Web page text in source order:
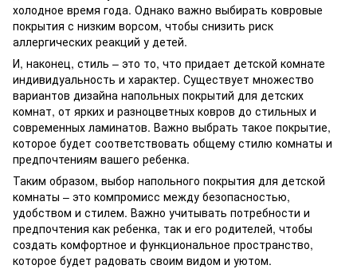
холодное время года. Однако важно выбирать ковровые
покрытия с низким ворсом, чтобы снизить риск
аллергических реакций у детей.
И, наконец, стиль – это то, что придает детской комнате
индивидуальность и характер. Существует множество
вариантов дизайна напольных покрытий для детских
комнат, от ярких и разноцветных ковров до стильных и
современных ламинатов. Важно выбрать такое покрытие,
которое будет соответствовать общему стилю комнаты и
предпочтениям вашего ребенка.
Таким образом, выбор напольного покрытия для детской
комнаты – это компромисс между безопасностью,
удобством и стилем. Важно учитывать потребности и
предпочтения как ребенка, так и его родителей, чтобы
создать комфортное и функциональное пространство,
которое будет радовать своим видом и уютом.